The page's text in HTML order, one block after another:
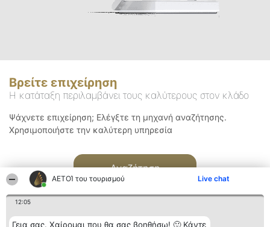
ΑΕΤΟΊ του τουρισμού Live chat
12:05
Γεια σας. Χαίρομαι που θα σας βοηθήσω! 🙂 Κάντε
Βρείτε επιχείρηση
Η κατάταξη περιλαμβάνει τους καλύτερους στον κλάδο
Ψάχνετε επιχείρηση; Ελέγξτε τη μηχανή αναζήτησης.
Χρησιμοποιήστε την καλύτερη υπηρεσία
Αναζήτηση